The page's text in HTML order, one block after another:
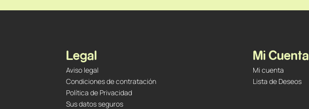
Legal
Aviso legal
Condiciones de contratación
Política de Privacidad
Sus datos seguros
Mi Cuenta
Mi cuenta
Lista de Deseos